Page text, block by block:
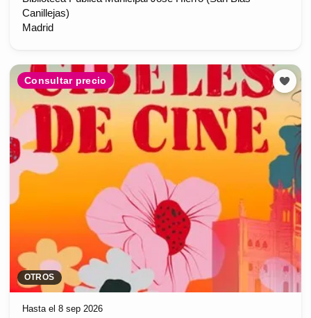
Canillejas)
Madrid
Consultar precio
OTROS
Hasta el 8 sep 2026